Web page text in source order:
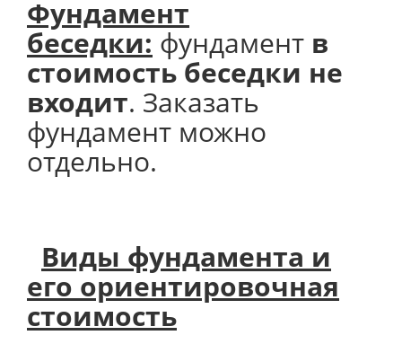
Фундамент
беседки: фундамент в
стоимость беседки не
входит. Заказать
фундамент можно
отдельно.
Виды фундамента и
его ориентировочная
стоимость